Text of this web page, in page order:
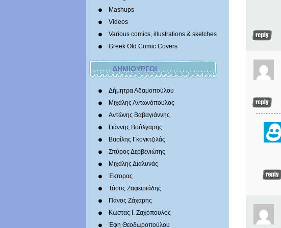
Mashups
Videos
Various comics, illustrations & sketches
Greek Old Comic Covers
ΔΗΜΙΟΥΡΓΟΙ
Δήμητρα Αδαμοπούλου
Μιχάλης Αντωνόπουλος
Αντώνης Βαβαγιάννης
Γιάννης Βούλγαρης
Βασίλης Γκογκτζιλάς
Σπύρος Δερβενιώτης
Mιχάλης Διαλυνάς
Έκτορας
Τάσος Ζαφειριάδης
Πάνος Ζάχαρης
Κώστας Ι. Ζαχόπουλoς
Έφη Θεοδωροπούλου